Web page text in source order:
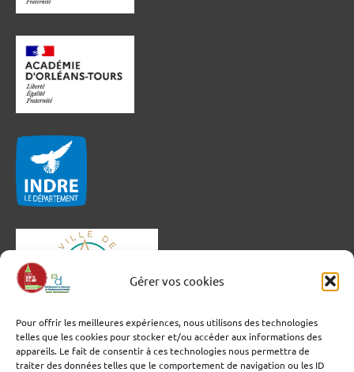
Gérer vos cookies
Pour offrir les meilleures expériences, nous utilisons des technologies
telles que les cookies pour stocker et/ou accéder aux informations des
appareils. Le fait de consentir à ces technologies nous permettra de
traiter des données telles que le comportement de navigation ou les ID